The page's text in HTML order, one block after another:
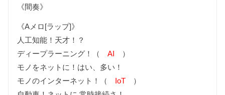
《間奏》
《Aメロ[ラップ]》
人工知能！天才！？
ディープラーニング！（AI ）
モノをネットに！はい、多い！
モノのインターネット！（ IoT ）